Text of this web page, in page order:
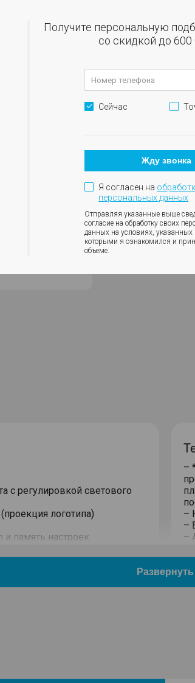
почувствуйте
потери
лаунж,
покупке в
— в
EXEED.
с первой
c регулировкой светового
логотипа)
память настроек
огни
–
–
–
–
–
–
Получите персональную
со скидкой до 600
Сейчас
Жду звонка
Я согласен на
персональных данных
Отправляя указанные выше
согласие на обработку своих
данных на условиях, указанных
которыми я ознакомился и
объеме.